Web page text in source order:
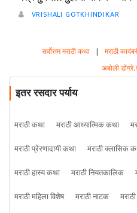
VRISHALI GOTKHINDIKAR
सर्वोत्तम मराठी कथा | मराठी
अबोली
इतर रसदार पर्याय
मराठी कथा मराठी आध्यात्मिक कथा
मराठी प्रेरणादायी कथा
मराठी क्लासिक
मराठी हास्य कथा
मराठी नियतकालिक
मराठी महिला विशेष
मराठी नाटक